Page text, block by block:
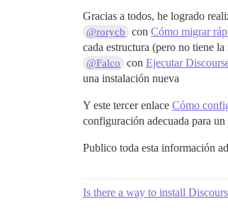
Gracias a todos, he logrado
@rorycb conCómo migrar
cada estructura (pero no tiene
@Falco conEjecutar
una instalación nueva
Y este tercer enlace Cómo
configuración adecuada para
Publico toda esta información
Is there a way to install